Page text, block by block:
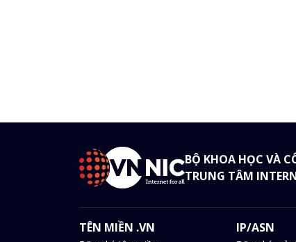
BỘ KHOA HỌC VÀ
TRUNG TÂM
TÊN MIỀN .VN IP/ASN